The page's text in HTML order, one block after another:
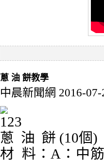
蔥 油 餅教學
中晨新聞網 2016-07-
蔥 油 餅 (10個)
材 料：A：中